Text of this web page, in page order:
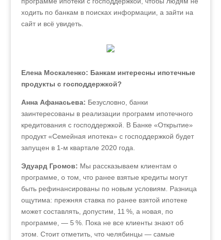
ходить по банкам в поисках информации, а зайти на
сайт и всё увидеть.
Елена Москаленко: Банкам интересны ипотечные
продукты с господдержкой?
Анна Афанасьева: Безусловно, банки
заинтересованы в реализации программ ипотечного
кредитования с господдержкой. В Банке «Открытие»
продукт «Семейная ипотека» с господдержкой будет
запущен в 1-м квартале 2020 года.
Эдуард Громов: Мы рассказываем клиентам о
программе, о том, что ранее взятые кредиты могут
быть рефинансированы по новым условиям. Разница
ощутима: прежняя ставка по ранее взятой ипотеке
может составлять, допустим, 11 %, а новая, по
программе, — 5 %. Пока не все клиенты знают об
этом. Cтоит отметить, что челябинцы — самые